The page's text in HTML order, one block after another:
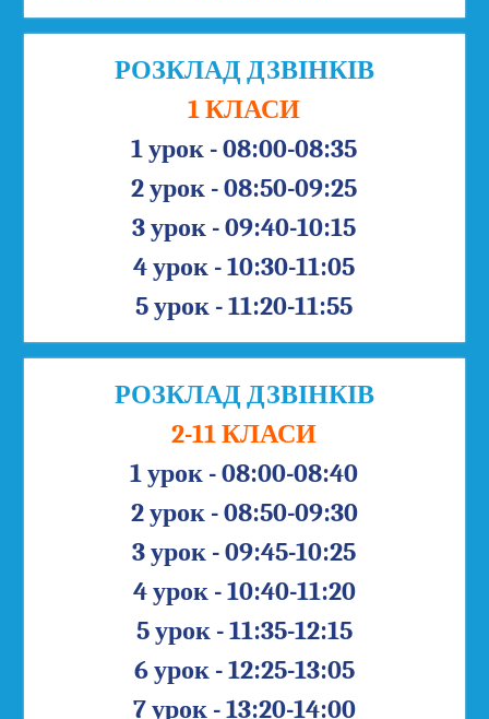
РОЗКЛАД ДЗВІНКІВ
1 КЛАСИ
1 урок - 08:00-08:35
2 урок - 08:50-09:25
3 урок - 09:40-10:15
4 урок - 10:30-11:05
5 урок - 11:20-11:55
РОЗКЛАД ДЗВІНКІВ
2-11 КЛАСИ
1 урок - 08:00-08:40
2 урок - 08:50-09:30
3 урок - 09:45-10:25
4 урок - 10:40-11:20
5 урок - 11:35-12:15
6 урок - 12:25-13:05
7 урок - 13:20-14:00